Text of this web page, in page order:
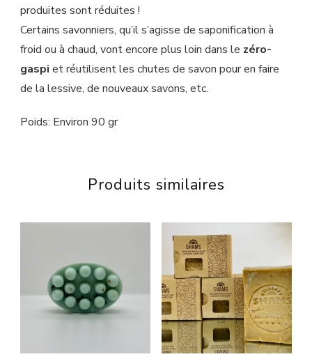
produites sont réduites !
Certains savonniers, qu’il s’agisse de saponification à
froid ou à chaud, vont encore plus loin dans le zéro-
gaspi et réutilisent les chutes de savon pour en faire
de la lessive, de nouveaux savons, etc.
Poids: Environ 90 gr
Produits similaires